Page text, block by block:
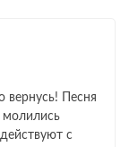
вернусь! Песня
молились
с